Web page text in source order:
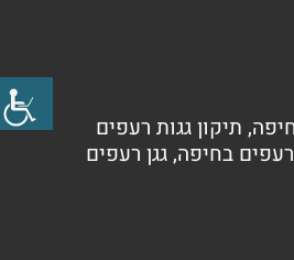
, תיקון גגות רעפים
בחיפה,גגן רעפים